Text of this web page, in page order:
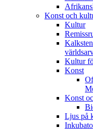
Konst och
Kultur
Kultur
Konst
Konst
Ljus på